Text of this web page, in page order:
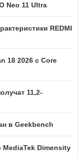
Neo 11 Ultra
REDMI
18 2026 с Core
11,2-
в Geekbench
Dimensity